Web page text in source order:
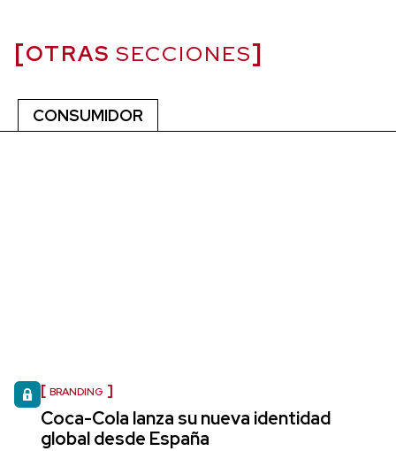
OTRAS SECCIONES
CONSUMIDOR
BRANDING
Coca-Cola lanza su nueva identidad
global desde España